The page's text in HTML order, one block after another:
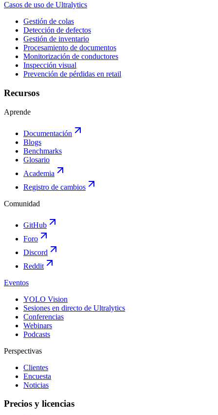
Casos de uso de Ultralytics
Gestión de colas
Detección de defectos
Gestión de inventario
Procesamiento de documentos
Monitorización de conductores
Inspección visual
Prevención de pérdidas en retail
Recursos
Aprende
Documentación
Blogs
Benchmarks
Glosario
Academia
Registro de cambios
Comunidad
GitHub
Foro
Discord
Reddit
Eventos
YOLO Vision
Sesiones en directo de Ultralytics
Conferencias
Webinars
Podcasts
Perspectivas
Clientes
Encuesta
Noticias
Precios y licencias